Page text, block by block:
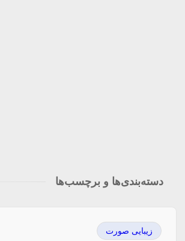
دسته‌بندی‌ها و برچسب‌ها
زیبایی صورت